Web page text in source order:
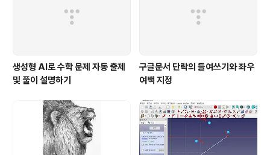
생성형 AI로 수학 문제 자동 출제
및 풀이 설명하기
구글문서 단락의 들여쓰기와 좌우
여백 지정